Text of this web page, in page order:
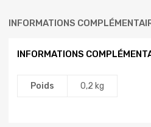
INFORMATIONS
INFORMATIONS
Poids 0,2 kg